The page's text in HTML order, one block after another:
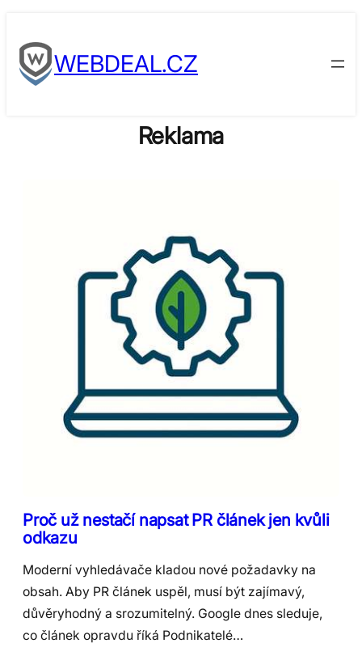
to
contentWEBDEAL.CZ
Reklama
Proč už nestačí napsat PR článek jen kvůli
odkazu
Moderní vyhledávače kladou nové požadavky na
obsah. Aby PR článek uspěl, musí být zajímavý,
důvěryhodný a srozumitelný. Google dnes sleduje,
co článek opravdu říká Podnikatelé…